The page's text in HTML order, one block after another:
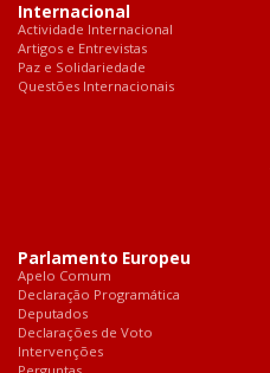
Internacional
Actividade Internacional
Artigos e Entrevistas
Paz e Solidariedade
Questões Internacionais
Parlamento Europeu
Apelo Comum
Declaração Programática
Deputados
Declarações de Voto
Intervenções